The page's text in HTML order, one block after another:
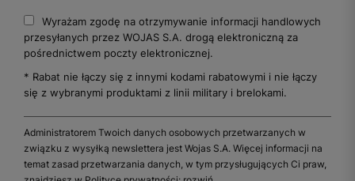
Wyrażam zgodę na otrzymywanie informacji handlowych
przesyłanych przez WOJAS S.A. drogą elektroniczną za
pośrednictwem poczty elektronicznej.
* Rabat nie łączy się z innymi kodami rabatowymi i nie łączy
się z wybranymi produktami z linii military i brelokami.
Administratorem Twoich danych osobowych przetwarzanych w
związku z wysyłką newslettera jest Wojas S.A. Więcej informacji na
temat zasad przetwarzania danych, w tym przysługujących Ci praw,